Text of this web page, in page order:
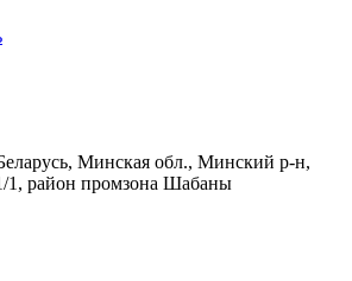
Минская обл., Минский р-н,
1, район промзона Шабаны